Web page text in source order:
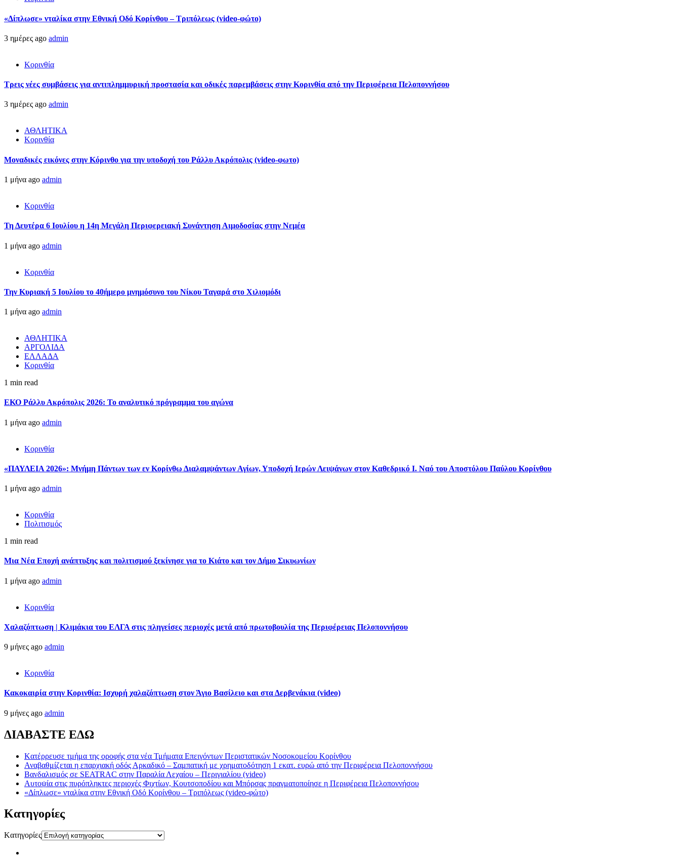
«Δίπλωσε» νταλίκα στην Εθνική Oδό Κορίνθου – Τριπόλεως (video-φώτο)
3 ημέρες ago admin
Κορινθία
Τρεις νέες συμβάσεις για αντιπλημμυρική προστασία και οδικές παρεμβάσεις στην Κορινθία από την Περιφέρεια Πελοποννήσου
3 ημέρες ago admin
ΑΘΛΗΤΙΚΑ
Κορινθία
Μοναδικές εικόνες στην Κόρινθο για την υποδοχή του Ράλλυ Ακρόπολις (video-φωτο)
1 μήνα ago admin
Κορινθία
Τη Δευτέρα 6 Ιουλίου η 14η Μεγάλη Περιφερειακή Συνάντηση Αιμοδοσίας στην Νεμέα
1 μήνα ago admin
Κορινθία
Την Κυριακή 5 Ιουλίου το 40ήμερο μνημόσυνο του Νίκου Ταγαρά στο Χιλιομόδι
1 μήνα ago admin
ΑΘΛΗΤΙΚΑ
ΑΡΓΟΛΙΔΑ
ΕΛΛΑΔΑ
Κορινθία
1 min read
ΕΚΟ Ράλλυ Ακρόπολις 2026: Το αναλυτικό πρόγραμμα του αγώνα
1 μήνα ago admin
Κορινθία
«ΠΑΥΛΕΙΑ 2026»: Μνήμη Πάντων των εν Κορίνθω Διαλαμψάντων Αγίων, Υποδοχή Ιερών Λειψάνων στον Καθεδρικό Ι. Ναό του Αποστόλου Παύλου Κορίνθου
1 μήνα ago admin
Κορινθία
Πολιτισμός
1 min read
Μια Νέα Εποχή ανάπτυξης και πολιτισμού ξεκίνησε για το Κιάτο και τον Δήμο Σικυωνίων
1 μήνα ago admin
Κορινθία
Χαλαζόπτωση | Κλιμάκια του ΕΛΓΑ στις πληγείσες περιοχές μετά από πρωτοβουλία της Περιφέρειας Πελοποννήσου
9 μήνες ago admin
Κορινθία
Κακοκαιρία στην Κορινθία: Ισχυρή χαλαζόπτωση στον Άγιο Βασίλειο και στα Δερβενάκια (video)
9 μήνες ago admin
ΔΙΑΒΑΣΤΕ ΕΔΩ
Kατέρρευσε τμήμα της οροφής στα νέα Τμήματα Επειγόντων Περιστατικών Νοσοκομείου Κορίνθου
Αναβαθμίζεται η επαρχιακή οδός Αρκαδικό – Σαμπατική με χρηματοδότηση 1 εκατ. ευρώ από την Περιφέρεια Πελοποννήσου
Βανδαλισμός σε SEATRAC στην Παραλία Λεχαίου – Περιγιαλίου (video)
Αυτοψία στις πυρόπληκτες περιοχές Φιχτίων, Κουτσοποδίου και Μπόρσας πραγματοποίησε η Περιφέρεια Πελοποννήσου
«Δίπλωσε» νταλίκα στην Εθνική Oδό Κορίνθου – Τριπόλεως (video-φώτο)
Kατηγορίες
Kατηγορίες